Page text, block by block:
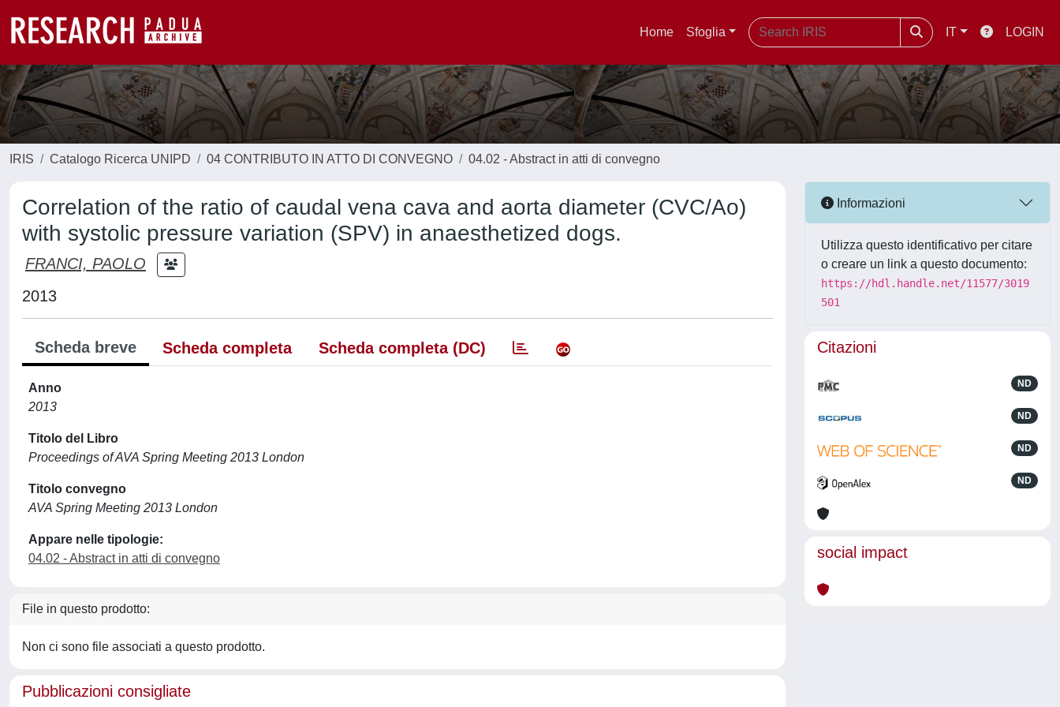
Home Sfoglia IT LOGIN
IRIS Catalogo Ricerca UNIPD 04 CONTRIBUTO IN ATTO DI CONVEGNO 04.02 - Abstract in atti di convegno
Correlation of the ratio of caudal vena cava and aorta diameter (CVC/Ao)
with systolic pressure variation (SPV) in anaesthetized dogs.
FRANCI, PAOLO
2013
Scheda breve Scheda completa Scheda completa (DC)
Anno
2013
Titolo del Libro
Proceedings of AVA Spring Meeting 2013 London
Titolo convegno
AVA Spring Meeting 2013 London
Appare nelle tipologie:
04.02 - Abstract in atti di convegno
File in questo prodotto:
Non ci sono file associati a questo prodotto.
Pubblicazioni consigliate
Informazioni
Utilizza questo identificativo per citare
o creare un link a questo documento:
https://hdl.handle.net/11577/3019
501
Citazioni
ND
ND
ND
ND
social impact